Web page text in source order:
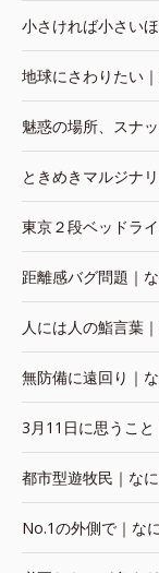
小さければ小さい
地球にさわりたい
魅惑の場所、スナ
ときめきマルジナ
東京２段ベッドラ
距離感バグ問題｜
人には人の鮨言葉
無防備に遠回り｜
3月11日に思うこ
都市型遊牧民｜な
No.1の外側で｜な